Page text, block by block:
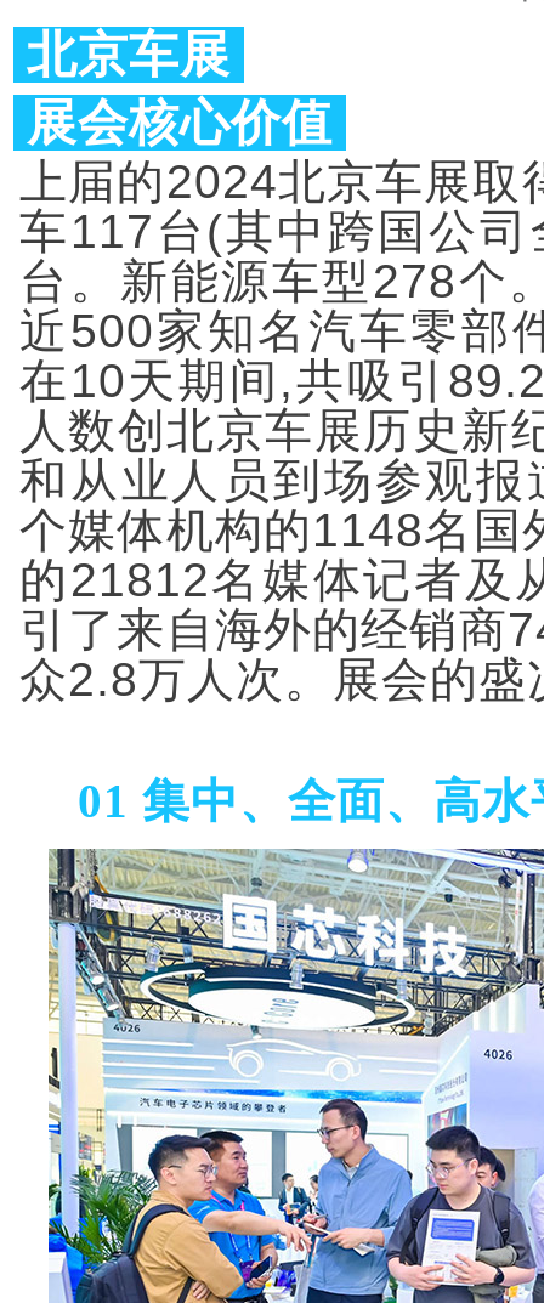
北京车展
展会核心价值
上届的2024北京车展
车117台(其中跨国公
台。新能源车型278个
近500家知名汽车零部
在10天期间,共吸引
人数创北京车展历史新
和从业人员到场参观
个媒体机构的1148名国
的21812名媒体记者及
引了来自海外的经销商
众2.8万人次。展会的
01 集中、全面、高水